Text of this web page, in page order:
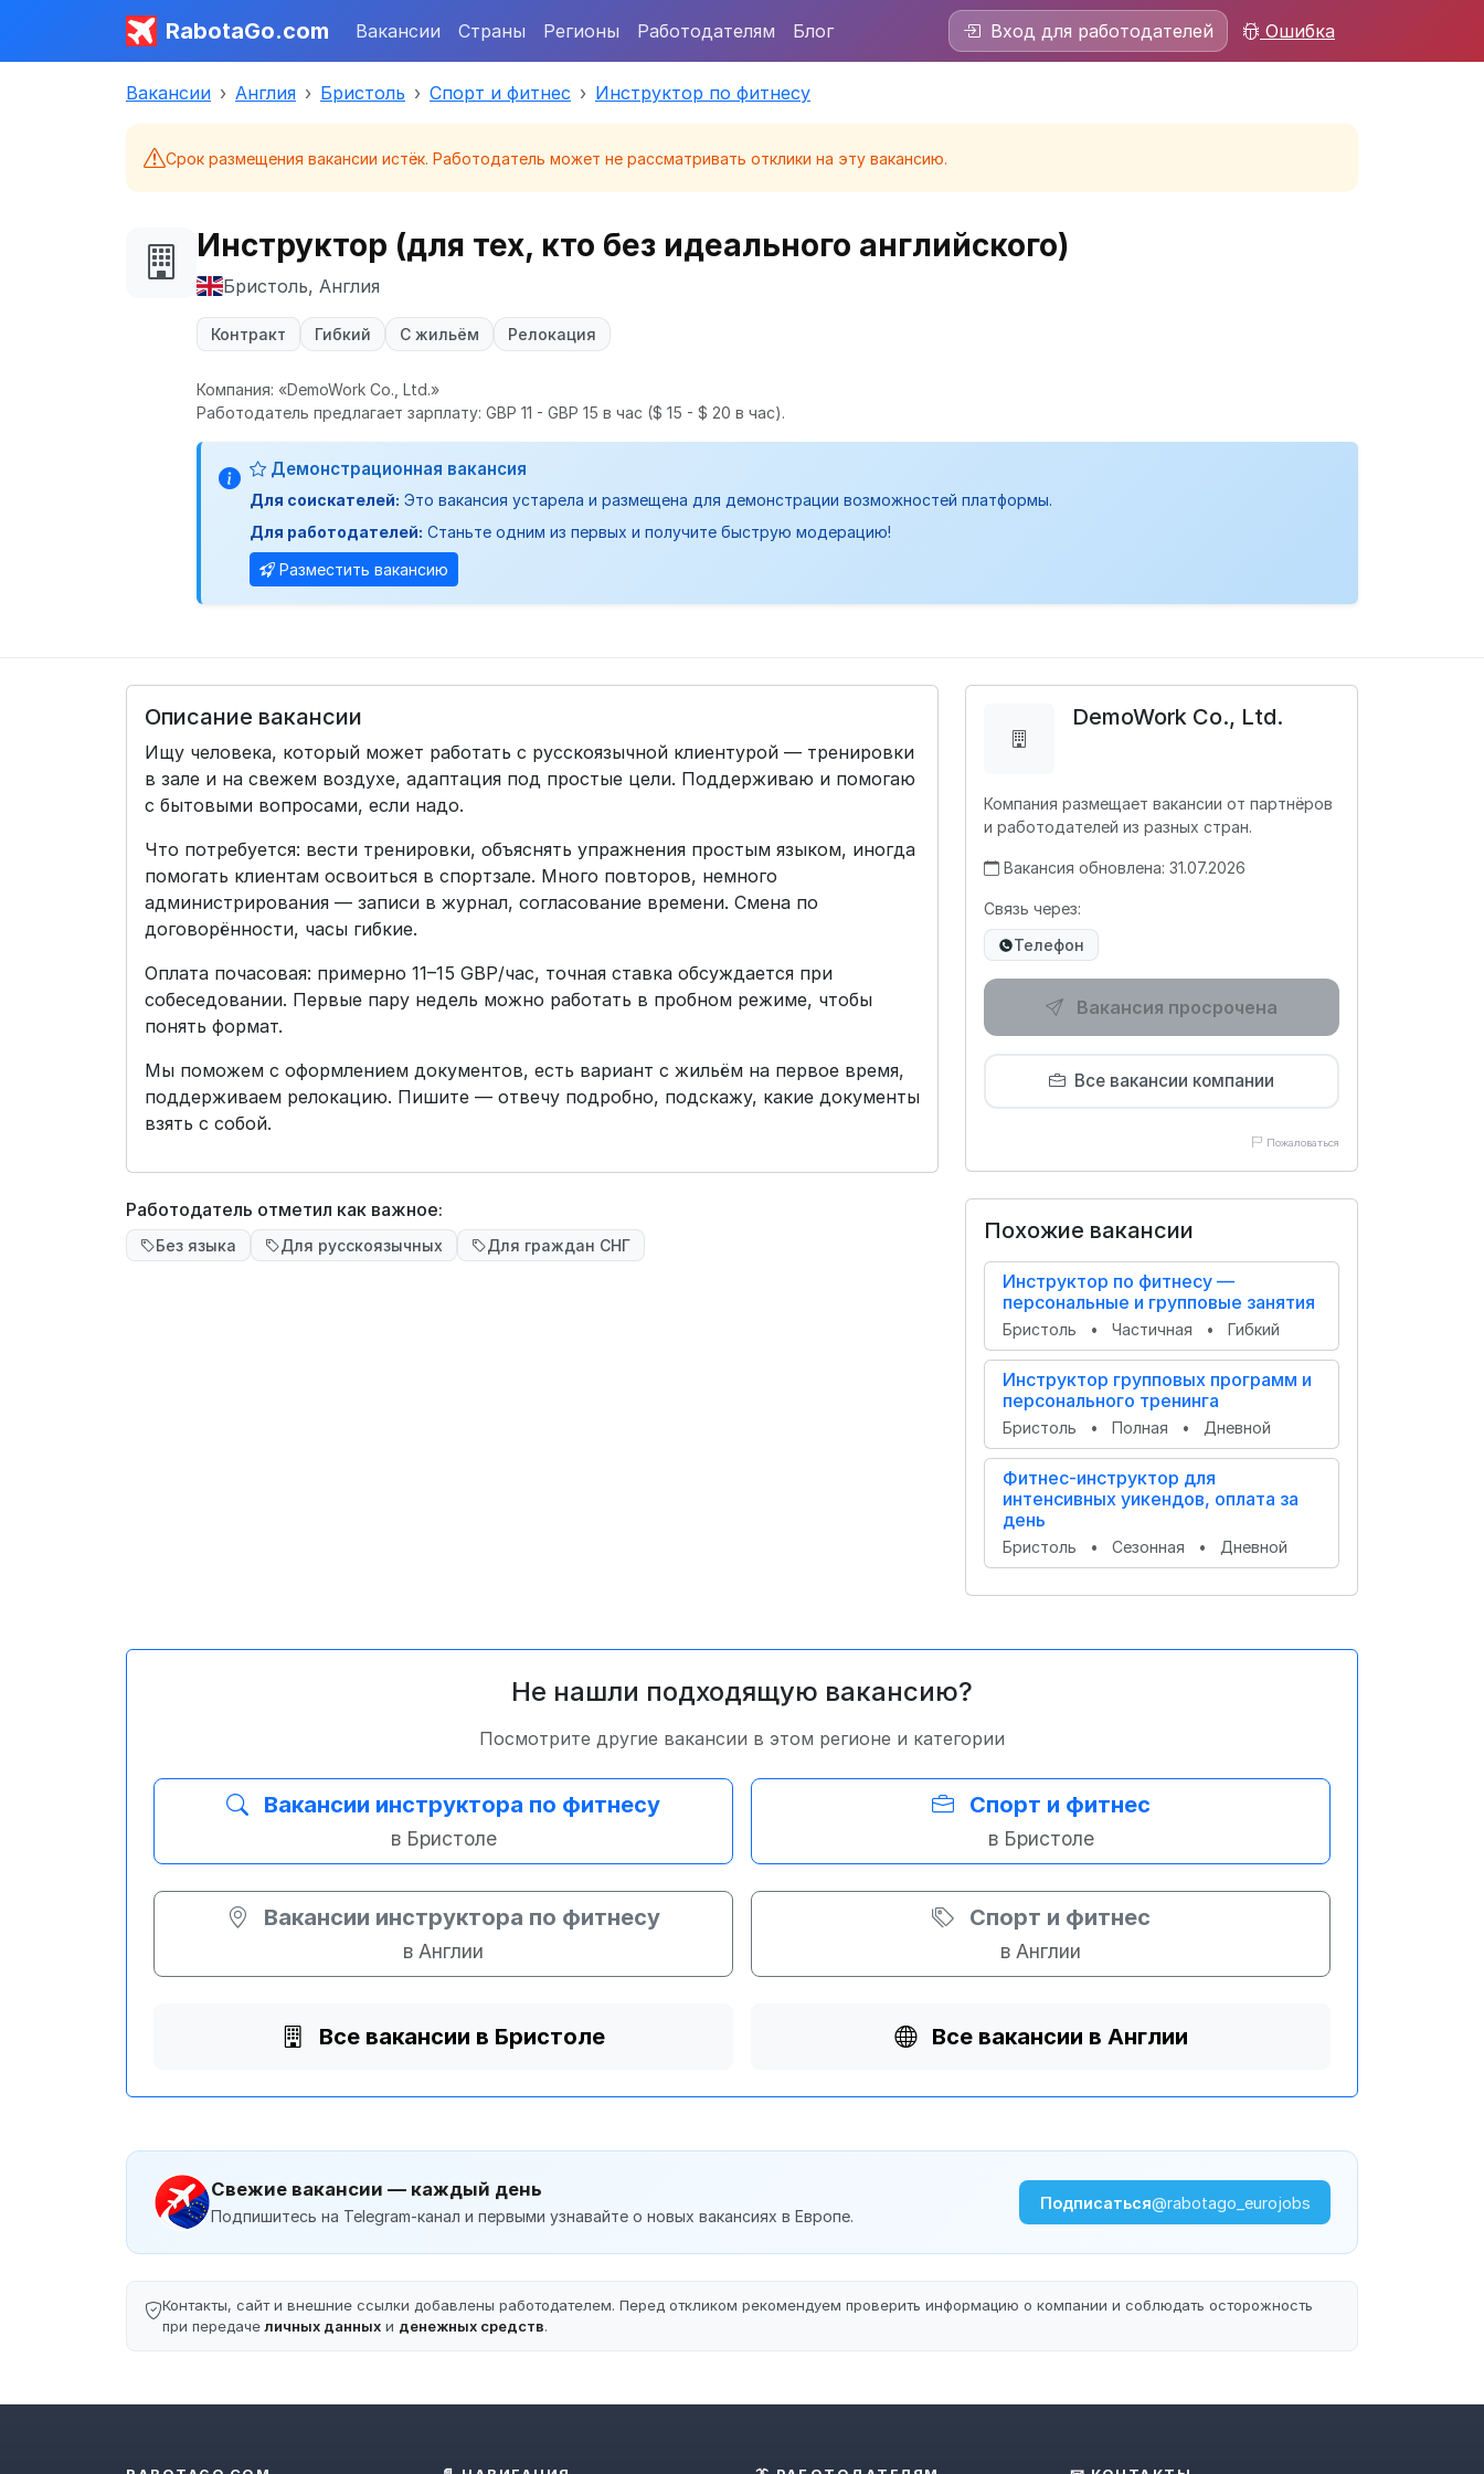
RabotaGo.com Вакансии Страны Регионы Работодателям Блог Вход для работодателей Ошибка
Вакансии Англия Бристоль Спорт и фитнес Инструктор по фитнесу
Срок размещения вакансии истёк. Работодатель может не рассматривать отклики на эту вакансию.
Инструктор (для тех, кто без идеального английского)
Бристоль, Англия
Контракт Гибкий С жильём Релокация
Компания: «DemoWork Co., Ltd.»
Работодатель предлагает зарплату: GBP 11 - GBP 15 в час ($ 15 - $ 20 в час).
Демонстрационная вакансия
Для соискателей: Это вакансия устарела и размещена для демонстрации возможностей платформы.
Для работодателей: Станьте одним из первых и получите быструю модерацию!
Разместить вакансию
Описание вакансии
Ищу человека, который может работать с русскоязычной клиентурой — тренировки
в зале и на свежем воздухе, адаптация под простые цели. Поддерживаю и помогаю
с бытовыми вопросами, если надо.
Что потребуется: вести тренировки, объяснять упражнения простым языком, иногда
помогать клиентам освоиться в спортзале. Много повторов, немного
администрирования — записи в журнал, согласование времени. Смена по
договорённости, часы гибкие.
Оплата почасовая: примерно 11–15 GBP/час, точная ставка обсуждается при
собеседовании. Первые пару недель можно работать в пробном режиме, чтобы
понять формат.
Мы поможем с оформлением документов, есть вариант с жильём на первое время,
поддерживаем релокацию. Пишите — отвечу подробно, подскажу, какие документы
взять с собой.
Работодатель отметил как важное:
Без языка Для русскоязычных Для граждан СНГ
DemoWork Co., Ltd.
Компания размещает вакансии от партнёров
и работодателей из разных стран.
Вакансия обновлена: 31.07.2026
Связь через:
Телефон
Вакансия просрочена
Все вакансии компании
Пожаловаться
Похожие вакансии
Инструктор по фитнесу —
персональные и групповые занятия
Бристоль • Частичная • Гибкий
Инструктор групповых программ и
персонального тренинга
Бристоль • Полная • Дневной
Фитнес-инструктор для
интенсивных уикендов, оплата за
день
Бристоль • Сезонная • Дневной
Не нашли подходящую вакансию?
Посмотрите другие вакансии в этом регионе и категории
Вакансии инструктора по фитнесу
в Бристоле
Спорт и фитнес
в Бристоле
Вакансии инструктора по фитнесу
в Англии
Спорт и фитнес
в Англии
Все вакансии в Бристоле Все вакансии в Англии
Свежие вакансии — каждый день
Подпишитесь на Telegram-канал и первыми узнавайте о новых вакансиях в Европе.
Подписаться@rabotago_eurojobs
Контакты, сайт и внешние ссылки добавлены работодателем. Перед откликом рекомендуем проверить информацию о компании и соблюдать осторожность
при передачеличных данных и денежных средств.